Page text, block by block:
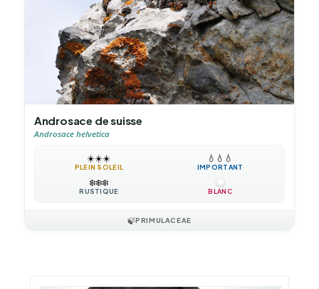
Androsace de suisse
Androsace helvetica
☀️☀️☀️
PLEIN SOLEIL
💧 💧 💧
IMPORTANT
❄️❄️❄️
RUSTIQUE BLANC
🍃PRIMULACEAE